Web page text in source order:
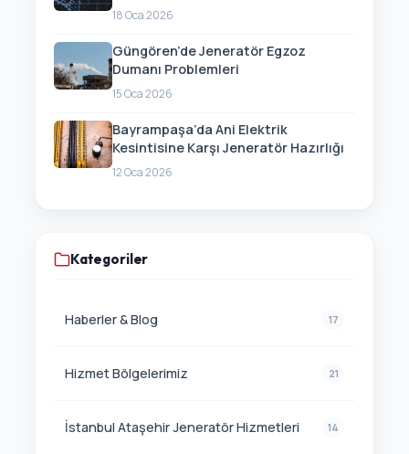
18 Oca 2026
Güngören’de Jeneratör Egzoz
Dumanı Problemleri
15 Oca 2026
Bayrampaşa’da Ani Elektrik
Kesintisine Karşı Jeneratör Hazırlığı
12 Oca 2026
Kategoriler
Haberler & Blog 17
Hizmet Bölgelerimiz 21
İstanbul Ataşehir Jeneratör Hizmetleri 14